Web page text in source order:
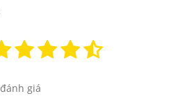
đánh giá